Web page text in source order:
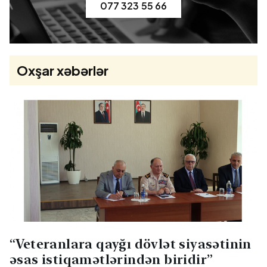
077 323 55 66
Oxşar xəbərlər
“Veteranlara qayğı dövlət siyasətinin
əsas istiqamətlərindən biridir”